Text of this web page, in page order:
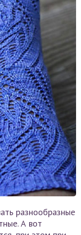
разнообразные
А вот